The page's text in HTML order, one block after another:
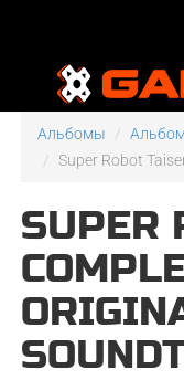
Альбомы
Super Robot
SUPER